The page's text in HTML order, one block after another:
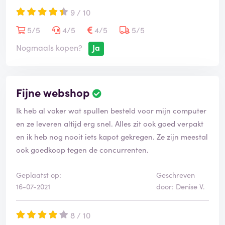
beschadigd was.
betaald NIEUW in doos.
Al moet ik meer betalen voor een ander artikel
9 / 10
5/5
4/5 4/5
5/5
Nogmaals kopen?
Ja
Fijne webshop
Ik heb al vaker wat spullen besteld voor mijn computer
en ze leveren altijd erg snel. Alles zit ook goed verpakt
en ik heb nog nooit iets kapot gekregen. Ze zijn meestal
ook goedkoop tegen de concurrenten.
Geplaatst op:
16-07-2021
Geschreven
door: Denise V.
8 / 10